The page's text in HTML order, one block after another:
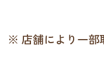
※ 店舗により一部